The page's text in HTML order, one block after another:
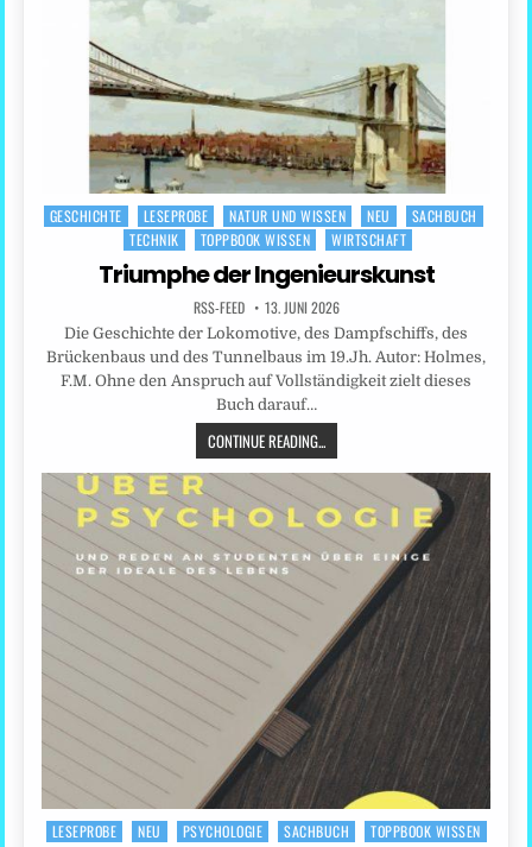
Posted
GESCHICHTE LESEPROBE NATUR UND WISSEN NEU
SACHBUCH
TECHNIK
TOPPBOOK WISSEN WIRTSCHAFT
Triumphe der Ingenieurskunst
RSS-FEED 13. JUNI 2026
Die Geschichte der Lokomotive, des Dampfschiffs, des
Brückenbaus und des Tunnelbaus im 19.Jh. Autor: Holmes,
F.M. Ohne den Anspruch auf Vollständigkeit zielt dieses
Buch darauf…
CONTINUE READING...
Posted
LESEPROBE NEU PSYCHOLOGIE SACHBUCH TOPPBOOK WISSEN